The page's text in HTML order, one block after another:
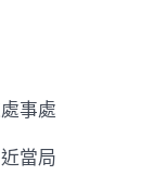
事處
當局